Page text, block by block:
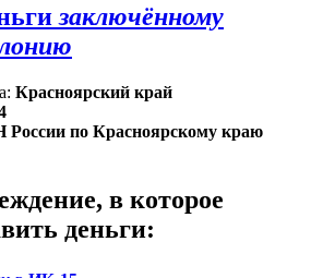
заключённому
Красноярский край
по Красноярскому краю
в которое
деньги: